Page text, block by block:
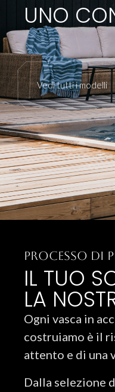
UNO
Vedi tutti i modelli
PROCESSO DI
IL TUO
LA
Ogni vasca in
costruiamo è il
attento e di una
Dalla selezione